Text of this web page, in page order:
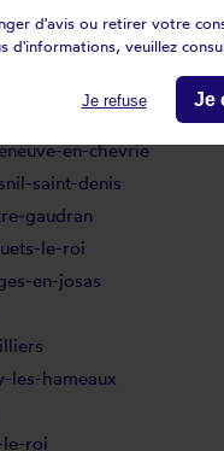
pontchartrain
en-chevrie
saint-denis
gaudran
le-roi
en-josas
les-hameaux
roi
d'avis ou retirer votre
d'informations, veuillez
Je refuse Je